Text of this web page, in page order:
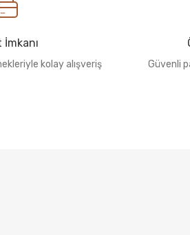
İmkanı
kolay alışveriş Güvenli